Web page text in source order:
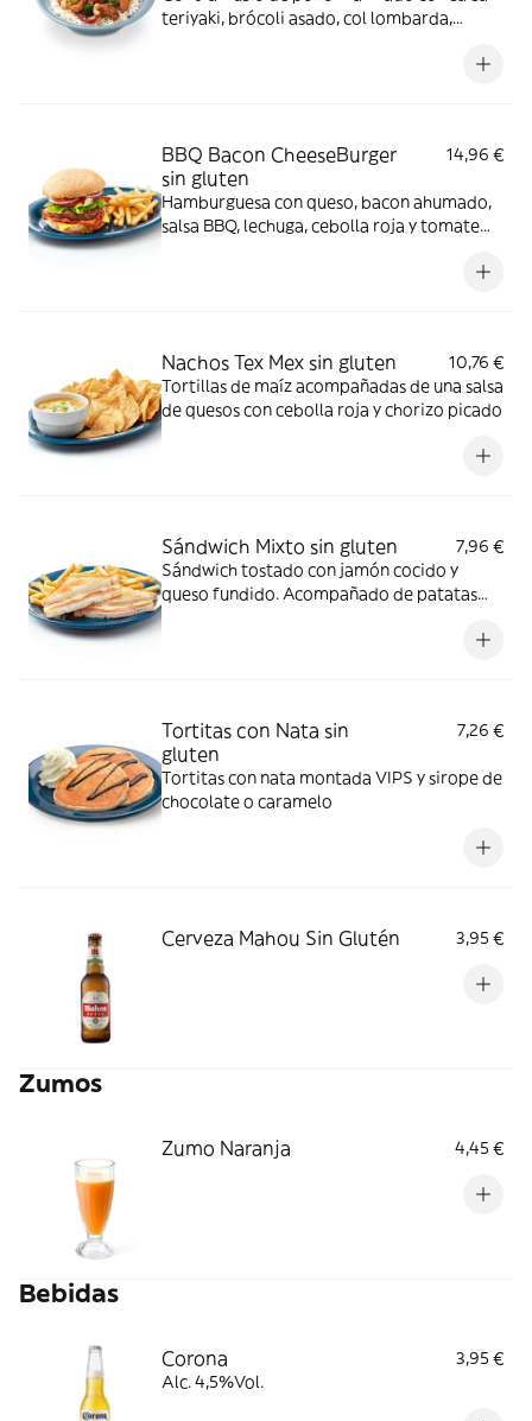
teriyaki, brócoli asado, col lombarda,
BBQ Bacon CheeseBurger
sin gluten
14,96 €
Hamburguesa con queso, bacon ahumado,
salsa BBQ, lechuga, cebolla roja y tomate
Nachos Tex Mex sin gluten
10,76 €
Tortillas de maíz acompañadas de una salsa
de quesos con cebolla roja y chorizo picado
Sándwich Mixto sin gluten
7,96 €
Sándwich tostado con jamón cocido y
queso fundido. Acompañado de patatas
Tortitas con Nata sin
gluten
7,26 €
Tortitas con nata montada VIPS y sirope de
chocolate o caramelo
Cerveza Mahou Sin Glutén 3,95 €
Zumos
Zumo Naranja 4,45 €
Bebidas
Corona
3,95 €
Alc. 4,5%Vol.